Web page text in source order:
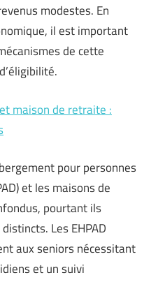
modestes. En
il est important
de cette
maison de retraite :
pour personnes
et les maisons de
pourtant ils
Les EHPAD
aux seniors nécessitant
et un suivi